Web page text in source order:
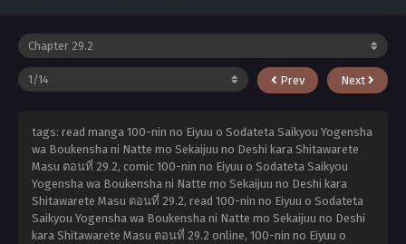
Prev Next
tags: read manga 100-nin no Eiyuu o Sodateta Saikyou Yogensha
wa Boukensha ni Natte mo Sekaijuu no Deshi kara Shitawarete
Masu ตอนที่ 29.2, comic 100-nin no Eiyuu o Sodateta Saikyou
Yogensha wa Boukensha ni Natte mo Sekaijuu no Deshi kara
Shitawarete Masu ตอนที่ 29.2, read 100-nin no Eiyuu o Sodateta
Saikyou Yogensha wa Boukensha ni Natte mo Sekaijuu no Deshi
kara Shitawarete Masu ตอนที่ 29.2 online, 100-nin no Eiyuu o